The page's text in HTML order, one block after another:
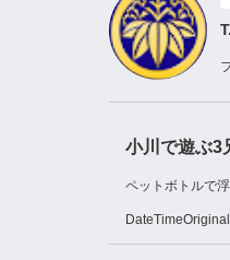
小川で遊ぶ3
ペットボトルで
DateTimeOriginal